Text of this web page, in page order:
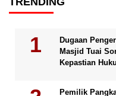
Dugaan
Masjid Tuai
Kepastian
Pemilik